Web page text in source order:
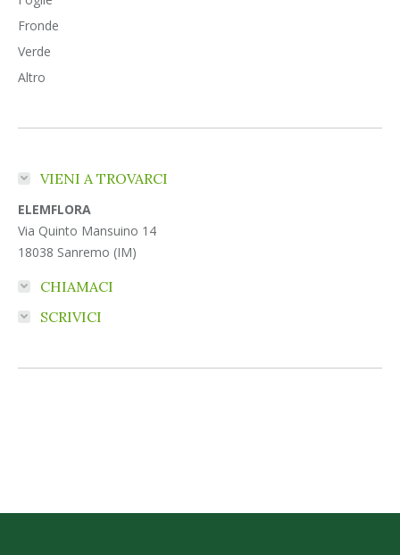
Fronde
Verde
Altro
VIENI A TROVARCI
ELEMFLORA
Via Quinto Mansuino 14
18038 Sanremo (IM)
CHIAMACI
SCRIVICI